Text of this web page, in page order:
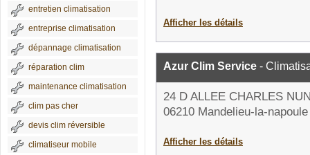
entretien climatisation
entreprise climatisation
dépannage climatisation
réparation clim
maintenance climatisation
clim pas cher
devis clim réversible
climatiseur mobile
Afficher les détails
Azur Clim Service -
24 D ALLEE CHARLES
06210 Mandelieu-la-napoule
Afficher les détails